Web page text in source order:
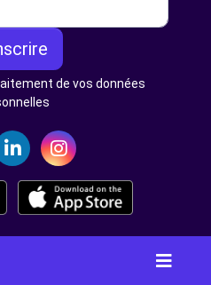
de vos données